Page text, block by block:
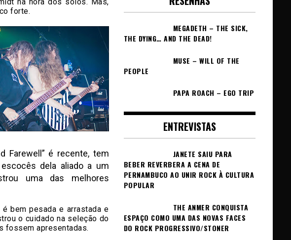
forte.
Farewell” é recente, tem
dela aliado a um
uma das melhores
é bem pesada e arrastada e
o cuidado na seleção do
fossem apresentadas.
MEGADETH – THE SICK,
THE DYING… AND THE DEAD!
MUSE – WILL OF THE
PEOPLE
PAPA ROACH – EGO TRIP
ENTREVISTAS
JANETE SAIU PARA
BEBER REVERBERA A CENA DE
PERNAMBUCO AO UNIR ROCK À CULTURA
POPULAR
THE ANMER CONQUISTA
ESPAÇO COMO UMA DAS NOVAS FACES
DO ROCK PROGRESSIVO/STONER